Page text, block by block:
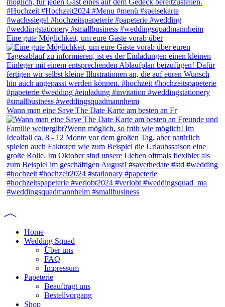
Eine gute Möglichkeit, um eure Gäste vorab über
Wann man eine Save The Date Karte am besten an Fr
Home
Wedding Squad
Über uns
FAQ
Impressum
Papeterie
Beauftragt uns
Bestellvorgang
Shop